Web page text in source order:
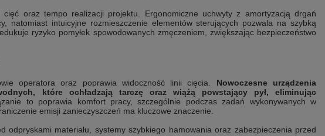
oraz tempo realizacji projektu. Ergonomiczne uchwyty z amortyzacją drgań
natomiast intuicyjne rozmieszczenie elementów sterujących pozwala na szybką
ryzyko pomyłek spowodowanych zmęczeniem, zwiększając bezpieczeństwo
operatora oraz poprawia widoczność linii cięcia. Nowoczesne urządzenia
które ochładzają tarczę oraz wiążą powstający pył, eliminując
to poprawia komfort pracy, szczególnie podczas zadań wykonywanych w
emisji zanieczyszczeń ma kluczowe znaczenie.
odpryskami materiału, systemy szybkiego hamowania oraz zabezpieczenia przed